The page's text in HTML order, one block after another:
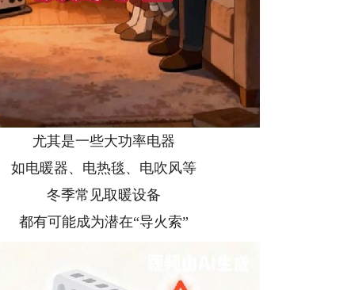
尤其是一些大功率电器
如电暖器、电热毯、电吹风等
冬季常见取暖设备
都有可能成为潜在“导火索”